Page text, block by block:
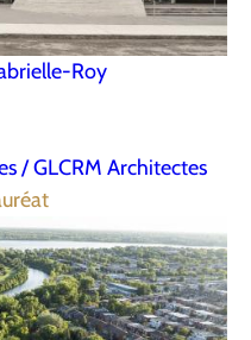
Roy
/ GLCRM Architectes